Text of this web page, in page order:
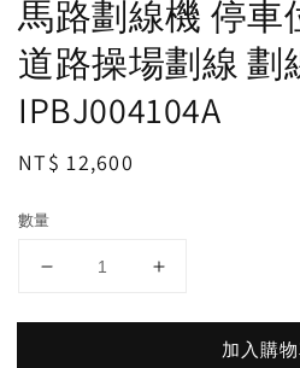
馬路劃線機 停車
道路操場劃線 劃
IPBJ004104A
Regular
NT$ 12,600
數量
加入購